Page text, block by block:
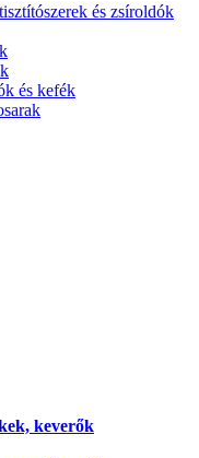
és zsíroldók
és kefék
keverők